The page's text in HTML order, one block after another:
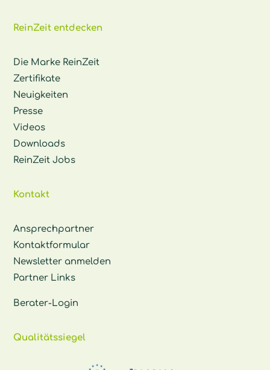
ReinZeit entdecken
Die Marke ReinZeit
Zertifikate
Neuigkeiten
Presse
Videos
Downloads
ReinZeit Jobs
Kontakt
Ansprechpartner
Kontaktformular
Newsletter anmelden
Partner Links
Berater-Login
Qualitätssiegel